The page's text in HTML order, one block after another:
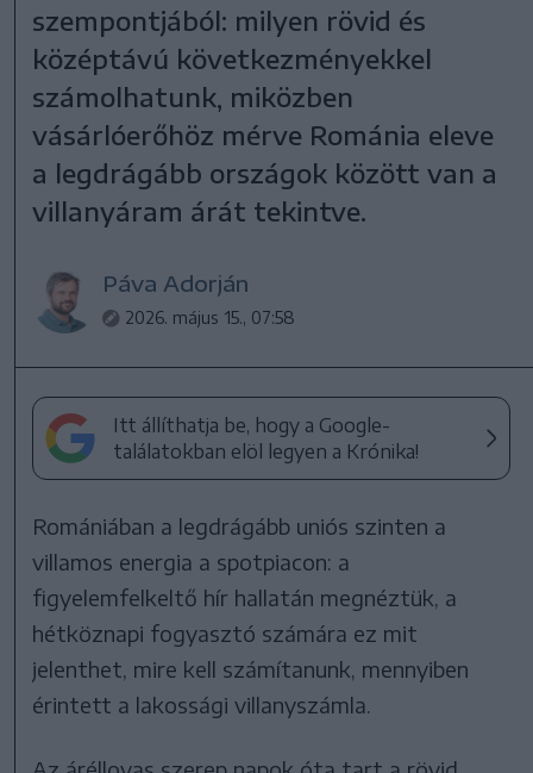
szempontjából: milyen rövid és
középtávú következményekkel
számolhatunk, miközben
vásárlóerőhöz mérve Románia eleve
a legdrágább országok között van a
villanyáram árát tekintve.
Páva Adorján
2026. május 15., 07:58
Itt állíthatja be, hogy a Google-
találatokban elöl legyen a Krónika!
Romániában a legdrágább uniós szinten a
villamos energia a spotpiacon: a
figyelemfelkeltő hír hallatán megnéztük, a
hétköznapi fogyasztó számára ez mit
jelenthet, mire kell számítanunk, mennyiben
érintett a lakossági villanyszámla.